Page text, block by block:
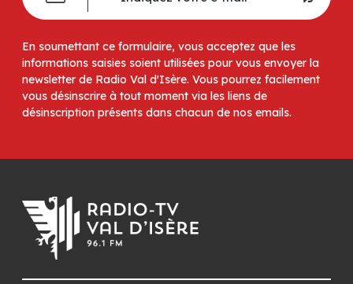
En soumettant ce formulaire, vous acceptez que les
informations saisies soient utilisées pour vous envoyer la
newsletter de Radio Val d'Isère. Vous pourrez facilement
vous désinscrire à tout moment via les liens de
désinscription présents dans chacun de nos emails.